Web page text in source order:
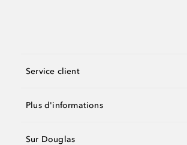
Service client
Plus d'informations
Sur Douglas